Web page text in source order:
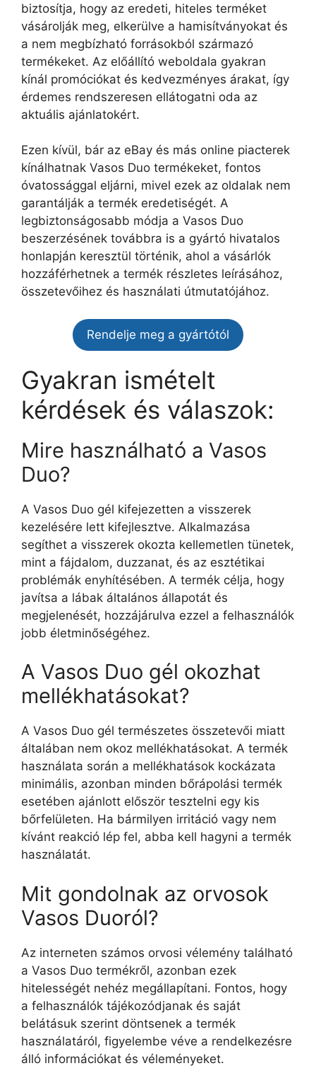
biztosítja, hogy az eredeti, hiteles terméket
vásárolják meg, elkerülve a hamisítványokat és
a nem megbízható forrásokból származó
termékeket. Az előállító weboldala gyakran
kínál promóciókat és kedvezményes árakat, így
érdemes rendszeresen ellátogatni oda az
aktuális ajánlatokért.
Ezen kívül, bár az eBay és más online piacterek
kínálhatnak Vasos Duo termékeket, fontos
óvatossággal eljárni, mivel ezek az oldalak nem
garantálják a termék eredetiségét. A
legbiztonságosabb módja a Vasos Duo
beszerzésének továbbra is a gyártó hivatalos
honlapján keresztül történik, ahol a vásárlók
hozzáférhetnek a termék részletes leírásához,
összetevőihez és használati útmutatójához.
Rendelje meg a gyártótól
Gyakran ismételt
kérdések és válaszok:
Mire használható a Vasos
Duo?
A Vasos Duo gél kifejezetten a visszerek
kezelésére lett kifejlesztve. Alkalmazása
segíthet a visszerek okozta kellemetlen tünetek,
mint a fájdalom, duzzanat, és az esztétikai
problémák enyhítésében. A termék célja, hogy
javítsa a lábak általános állapotát és
megjelenését, hozzájárulva ezzel a felhasználók
jobb életminőségéhez.
A Vasos Duo gél okozhat
mellékhatásokat?
A Vasos Duo gél természetes összetevői miatt
általában nem okoz mellékhatásokat. A termék
használata során a mellékhatások kockázata
minimális, azonban minden bőrápolási termék
esetében ajánlott először tesztelni egy kis
bőrfelületen. Ha bármilyen irritáció vagy nem
kívánt reakció lép fel, abba kell hagyni a termék
használatát.
Mit gondolnak az orvosok
Vasos Duoról?
Az interneten számos orvosi vélemény található
a Vasos Duo termékről, azonban ezek
hitelességét nehéz megállapítani. Fontos, hogy
a felhasználók tájékozódjanak és saját
belátásuk szerint döntsenek a termék
használatáról, figyelembe véve a rendelkezésre
álló információkat és véleményeket.